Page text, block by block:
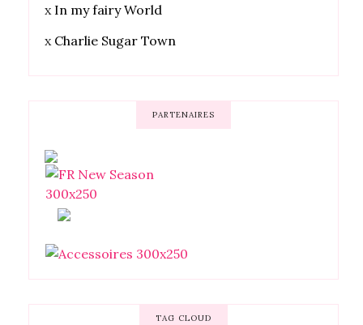
x In my fairy World
x Charlie Sugar Town
PARTENAIRES
TAG CLOUD